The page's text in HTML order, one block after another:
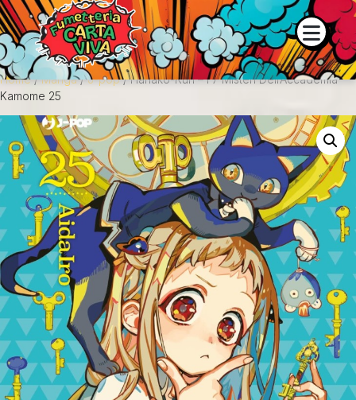
e la disponibilità dei prodotti contattaci su WhatsApp o
Home/Manga/J-pop/ Hanako-Kun – I 7 Misteri Dell’Accademia
Kamome 25